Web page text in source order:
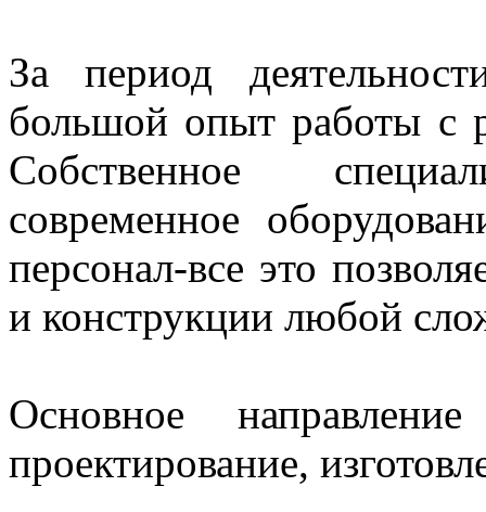
За период
большой опыт работы с
Собственное
современное
персонал-все это
и конструкции любой
Основное
проектирование,